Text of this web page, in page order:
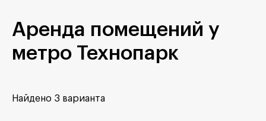
Аренда помещений у
метро Технопарк
Найдено 3 варианта